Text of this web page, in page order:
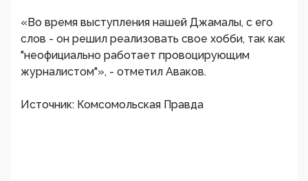
«Во время выступления нашей Джамалы, с его
слов - он решил реализовать свое хобби, так как
"неофициально работает провоцирующим
журналистом"», - отметил Аваков.
Источник: Комсомольская Правда